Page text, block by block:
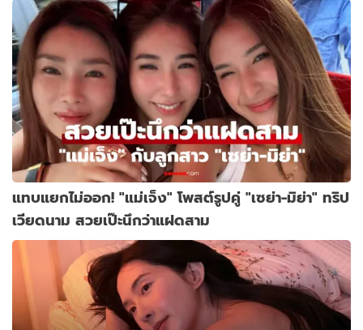
แทบแยกไม่ออก! "แม่เจ็ง" โพสต์รูปคู่ "เซย่า-มิย่า" ทริป
เวียดนาม สวยเป๊ะนึกว่าแฝดสาม